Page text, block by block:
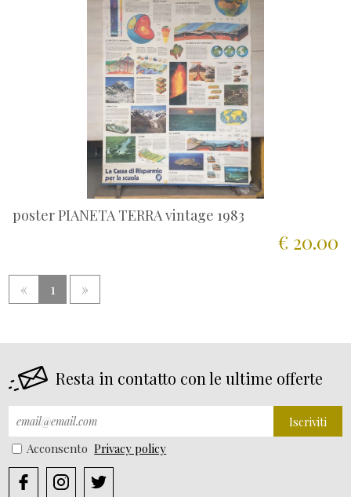
poster PIANETA TERRA vintage 1983
€ 20.00
« 1 »
Resta in contatto con le ultime offerte
Iscriviti
Acconsento Privacy policy